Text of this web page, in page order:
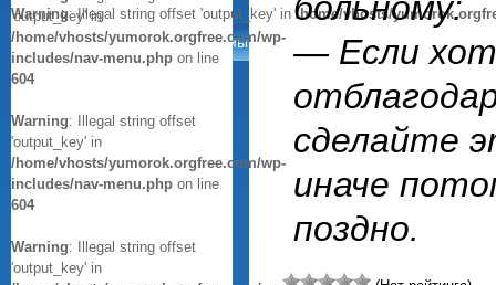
Warning: Illegal string offset 'output_key' in/home/vhosts/
Анекдоты Афоризмы Цитаты Картинки
'output_key' in
/home/vhosts/yumorok.orgfree.com/wp-
includes/nav-menu.php on line
604
Warning: Illegal string offset
'output_key' in
/home/vhosts/yumorok.orgfree.com/wp-
includes/nav-menu.php on line
604
Warning: Illegal string offset
'output_key' in
— Если
сделайте
иначе
поздно.